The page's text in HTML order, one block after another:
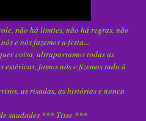
não há limites, não há regras, não
e nós fazemos a festa...
coisa, ultrapassamos todas as
fomos nós e fizemos tudo à
as risadas, as histórias e nunca
saudades *** Tisse ***